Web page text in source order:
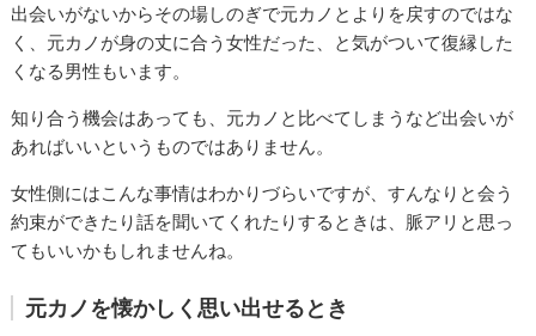
出会いがないからその場しのぎで元カノとよりを戻すのではな
く、元カノが身の丈に合う女性だった、と気がついて復縁した
くなる男性もいます。
知り合う機会はあっても、元カノと比べてしまうなど出会いが
あればいいというものではありません。
女性側にはこんな事情はわかりづらいですが、すんなりと会う
約束ができたり話を聞いてくれたりするときは、脈アリと思っ
てもいいかもしれませんね。
元カノを懐かしく思い出せるとき